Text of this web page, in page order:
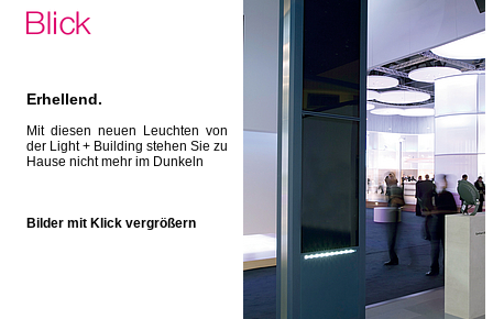
Erhellend.
Mit diesen neuen Leuchten von
der Light + Building stehen Sie zu
Hause nicht mehr im Dunkeln
Bilder mit Klick vergrößern